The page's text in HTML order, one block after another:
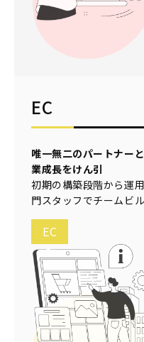
EC
唯一無二のパートナー
業成長をけん引
初期の構築段階から運
門スタッフでチームビ
EC